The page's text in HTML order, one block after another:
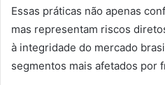
Essas práticas não apenas
mas representam riscos
à integridade do mercado
segmentos mais afetados por